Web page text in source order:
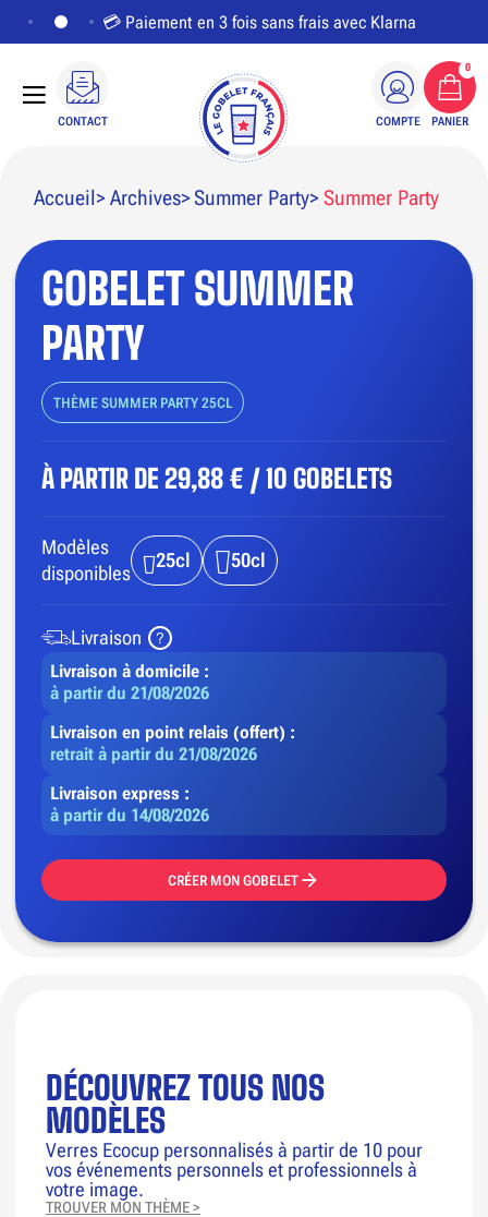
💳 Paiement en 3 fois sans frais avec Klarna
CONTACT COMPTE PANIER
0
Accueil Archives Summer Party Summer Party
PERSONNALISER LE VISUEL
GOBELET SUMMER
PARTY
THÈME SUMMER PARTY 25CL
À PARTIR DE 29,88 € / 10 GOBELETS
Modèles
disponibles
25cl 50cl
Livraison
Livraison à domicile :
à partir du 21/08/2026
Livraison en point relais (offert) :
retrait à partir du 21/08/2026
Livraison express :
à partir du 14/08/2026
CRÉER MON GOBELET
DÉCOUVREZ TOUS NOS
MODÈLES
Verres Ecocup personnalisés à partir de 10 pour
vos événements personnels et professionnels à
votre image.
TROUVER MON THÈME >